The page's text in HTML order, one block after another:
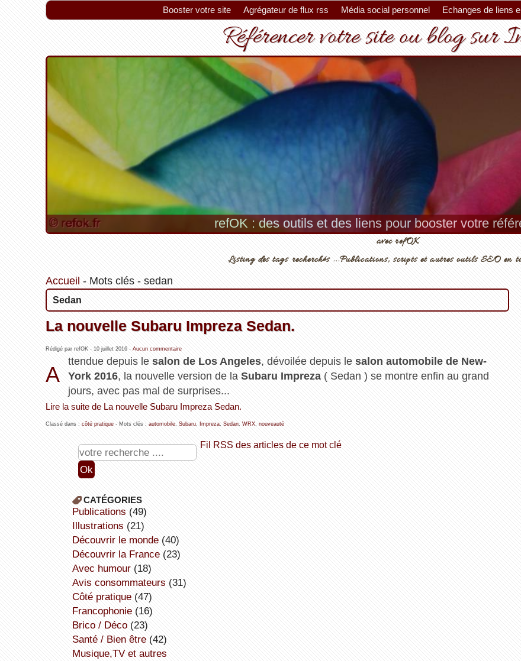
Booster votre site Agrégateur de flux rss Média social personnel Echanges de liens
Référencer votre site ou blog sur
refOK : des outils et des liens pour booster votre
avec refOK
Listing des tags recherchés ...Publications, scripts et autres outils SEO en
Accueil - Mots clés- sedan
Sedan
La nouvelle Subaru Impreza Sedan.
Rédigé par refOK - 10 juillet 2016- Aucun commentaire
A
ttendue depuis le salon de Los Angeles, dévoilée depuis le salon automobile de New-
York 2016, la nouvelle version de la Subaru Impreza ( Sedan ) se montre enfin au grand
jours, avec pas mal de surprises...
Lire la suite de La nouvelle Subaru Impreza Sedan.
Classé dans : côté pratique- Mots clés : automobile, Subaru, Impreza, Sedan, WRX, nouveauté
Fil RSS des articles de ce mot clé
CATÉGORIES
publications (49)
illustrations (21)
découvrir le monde(40)
découvrir la France(23)
avec humour(18)
avis consommateurs (31)
côté pratique(47)
Francophonie(16)
Brico / Déco(23)
Santé / Bien être(42)
Musique,TV et autres